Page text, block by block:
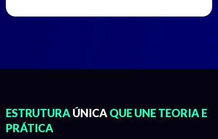
ESTRUTURA ÚNICA QUE UNE TEORIA E
PRÁTICA